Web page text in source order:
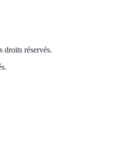
droits réservés.